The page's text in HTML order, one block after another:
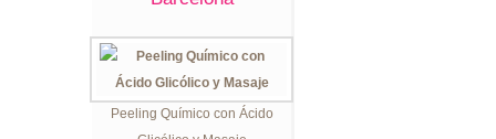
Peeling Químico con Ácido